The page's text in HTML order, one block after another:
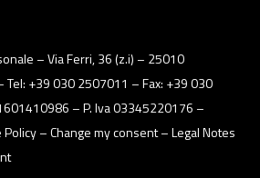
– Via Ferri, 36 (z.i) – 25010
Tel: +39 030 2507011 – Fax: +39 030
– P. Iva 03345220176 –
Policy –Change my consent–Legal Notes